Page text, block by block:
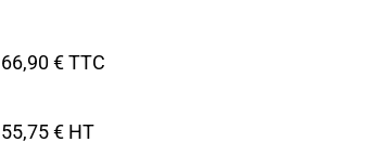
66,90 € TTC
55,75 € HT